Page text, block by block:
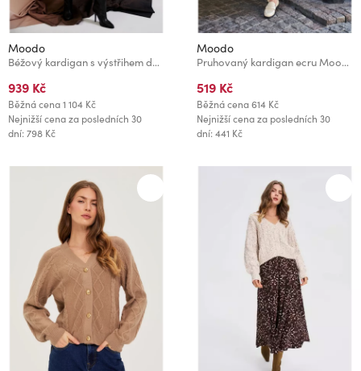
Moodo
Béžový kardigan s výstřihem do V Moodo
939 Kč
Běžná cena1 104 Kč
Nejnižší cena za posledních 30
dní: 798 Kč
Moodo
Pruhovaný kardigan ecru Moodo
519 Kč
Běžná cena614 Kč
Nejnižší cena za posledních 30
dní: 441 Kč